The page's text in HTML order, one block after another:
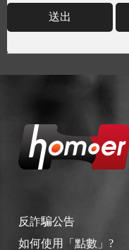
送出
反詐騙公告
如何使用「點數」?